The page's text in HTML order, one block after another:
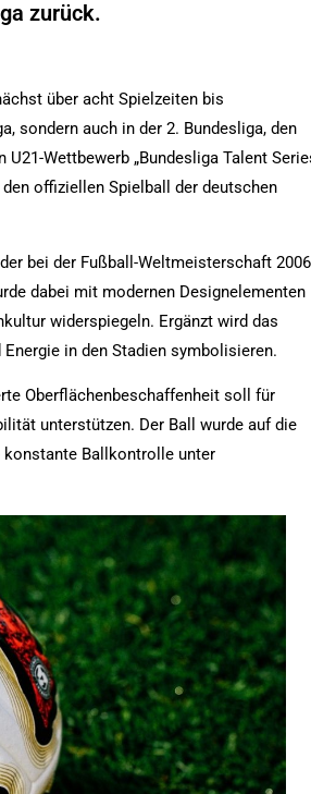
zurück.
über acht Spielzeiten bis
sondern auch in der 2. Bundesliga, den
Wettbewerb „Bundesliga Talent
offiziellen Spielball der deutschen
bei der Fußball-Weltmeisterschaft
dabei mit modernen Designelementen
widerspiegeln. Ergänzt wird das
in den Stadien symbolisieren.
Oberflächenbeschaffenheit soll für
unterstützen. Der Ball wurde auf die
Ballkontrolle unter